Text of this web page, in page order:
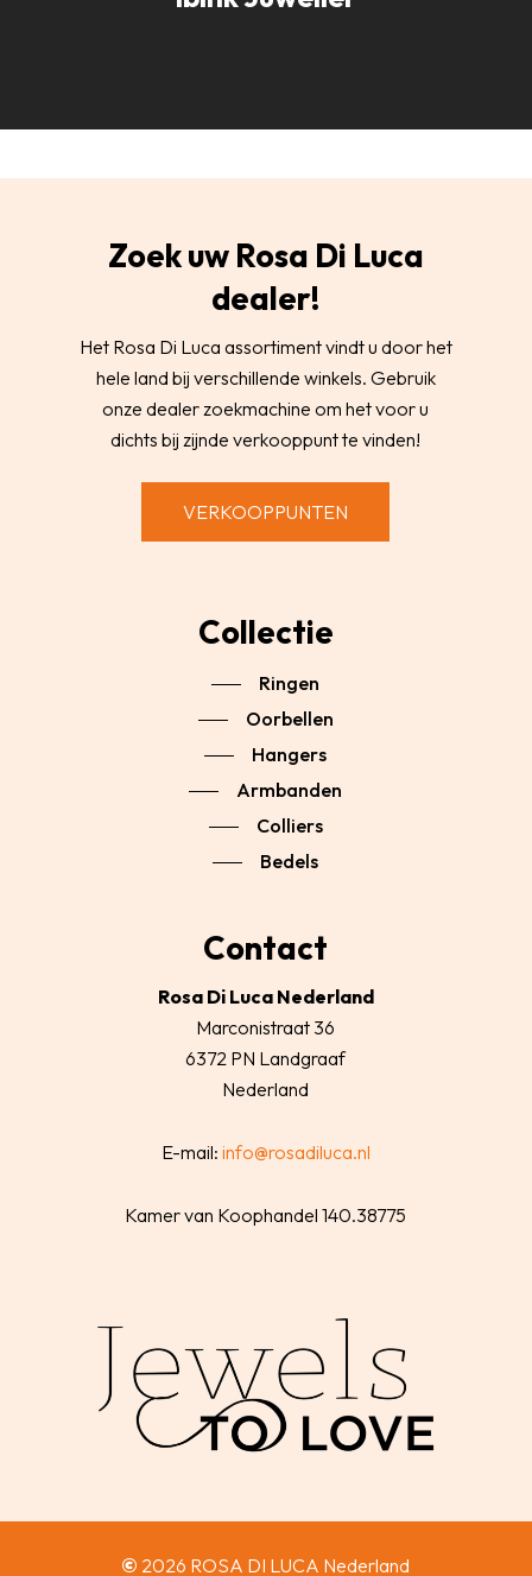
Zoek uw Rosa Di Luca
dealer!
Het Rosa Di Luca assortiment vindt u door het
hele land bij verschillende winkels. Gebruik
onze dealer zoekmachine om het voor u
dichts bij zijnde verkooppunt te vinden!
VERKOOPPUNTEN
Collectie
Ringen
Oorbellen
Hangers
Armbanden
Colliers
Bedels
Contact
Rosa Di Luca Nederland
Marconistraat 36
6372 PN Landgraaf
Nederland
E-mail: info@rosadiluca.nl
Kamer van Koophandel 140.38775
© 2026 ROSA DI LUCA Nederland